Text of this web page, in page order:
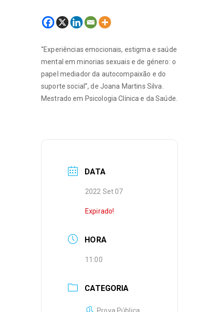
“Experiências emocionais, estigma e saúde
mental em minorias sexuais e de género: o
papel mediador da autocompaixão e do
suporte social”, de Joana Martins Silva.
Mestrado em Psicologia Clínica e da Saúde.
DATA
2022 Set 07
Expirado!
HORA
11:00
CATEGORIA